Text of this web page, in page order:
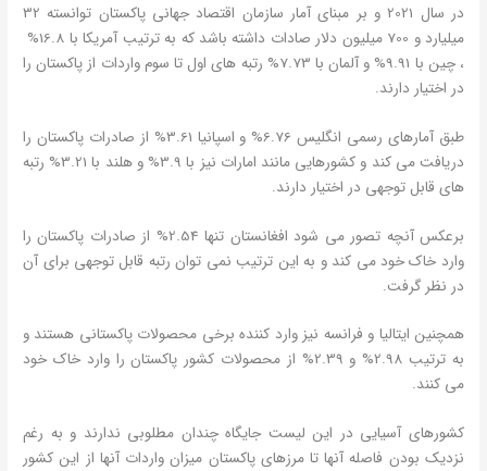
در سال 2021 و بر مبنای آمار سازمان اقتصاد جهانی پاکستان توانسته 32
میلیارد و 700 میلیون دلار صادات داشته باشد که به ترتیب آمریکا با 16.8%
، چین با 9.91% و آلمان با 7.73% رتبه های اول تا سوم واردات از پاکستان را
در اختیار دارند.
طبق آمارهای رسمی انگلیس 6.76% و اسپانیا 3.61% از صادرات پاکستان را
دریافت می کند و کشورهایی مانند امارات نیز با 3.9% و هلند با 3.21% رتبه
های قابل توجهی در اختیار دارند.
برعکس آنچه تصور می شود افغانستان تنها 2.54% از صادرات پاکستان را
وارد خاک خود می کند و به این ترتیب نمی توان رتبه قابل توجهی برای آن
در نظر گرفت.
همچنین ایتالیا و فرانسه نیز وارد کننده برخی محصولات پاکستانی هستند و
به ترتیب 2.98% و 2.39% از محصولات کشور پاکستان را وارد خاک خود
می کنند.
کشورهای آسیایی در این لیست جایگاه چندان مطلوبی ندارند و به رغم
نزدیک بودن فاصله آنها تا مرزهای پاکستان میزان واردات آنها از این کشور